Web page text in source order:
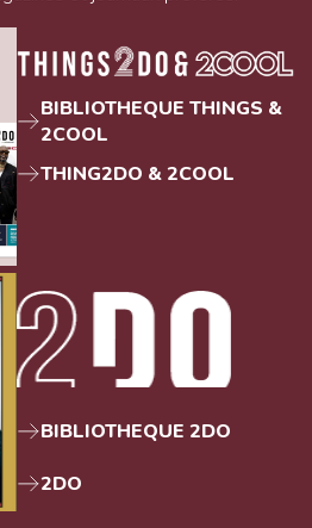
BIBLIOTHEQUE THINGS &
2COOL
THING2DO & 2COOL
BIBLIOTHEQUE 2DO
2DO